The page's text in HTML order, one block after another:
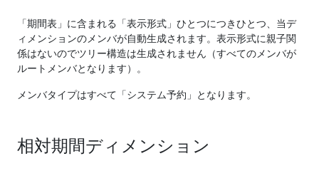
「期間表」に含まれる「表示形式」ひとつにつきひとつ、当デ
ィメンションのメンバが自動生成されます。表示形式に親子関
係はないのでツリー構造は生成されません（すべてのメンバが
ルートメンバとなります）。
メンバタイプはすべて「システム予約」となります。
相対期間ディメンション